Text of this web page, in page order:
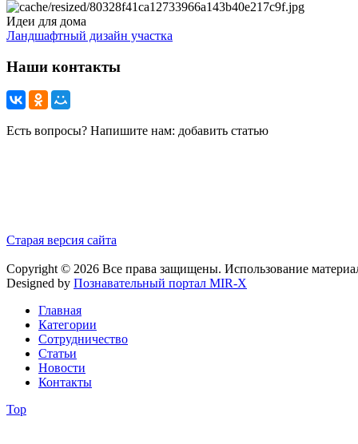
Идеи для дома
Ландшафтный дизайн участка
Наши контакты
Есть вопросы? Напишите нам: добавить статью
Старая версия сайта
Copyright © 2026 Все права защищены. Использование
Designed by Познавательный портал MIR-X
Главная
Категории
Сотрудничество
Статьи
Новости
Контакты
Top